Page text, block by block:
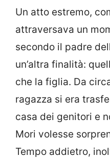
Un atto estremo,
attraversava un
secondo il padre
un’altra finalità:
che la figlia. Da
ragazza si era
casa dei genitori e
Mori volesse
Tempo addietro,